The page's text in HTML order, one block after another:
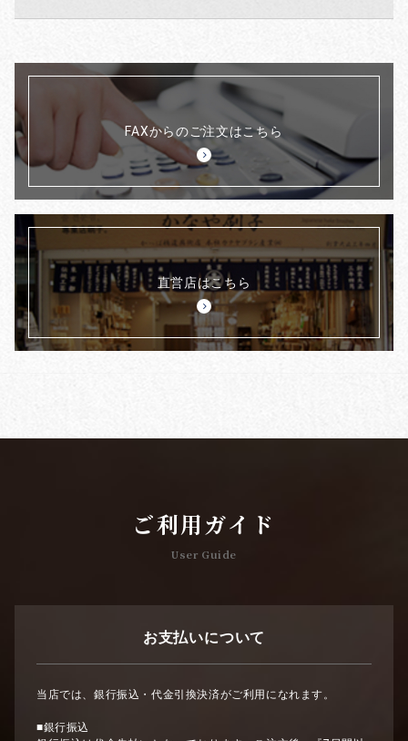
FAXからのご注文はこちら
直営店はこちら
ご利用ガイド
User Guide
お支払いについて
当店では、銀行振込・代金引換決済がご利用になれます。
■銀行振込